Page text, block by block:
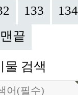
133
134
맨끝
물 검색